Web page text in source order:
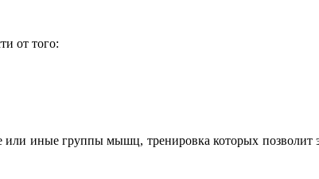
от того:
или иные группы мышц, тренировка которых